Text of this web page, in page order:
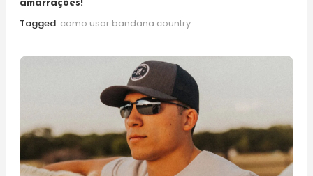
amarrações!
Tagged como usar bandana country